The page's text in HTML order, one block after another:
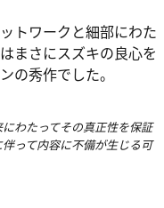
トワークと細部にわた
まさにスズキの良心を
の秀作でした。
わたってその真正性を保証
って内容に不備が生じる可